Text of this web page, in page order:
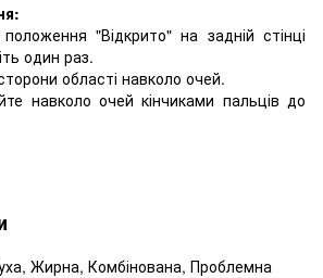
"Відкрито" на задній стінці
один раз.
області навколо очей.
навколо очей кінчиками пальців до
Жирна, Комбінована, Проблемна